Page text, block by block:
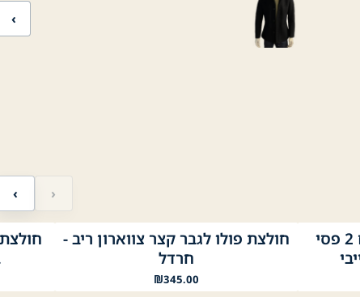
‹
‹ ›
חולצת פולו לגבר קצר עם 2 פסי
לבן שחורתכלתירוק בהיר
בז׳ תפוחMustard
ליים 1
חולצת פולו לגבר קצר צווארון ריב -
חרדל
₪345.00
לבן